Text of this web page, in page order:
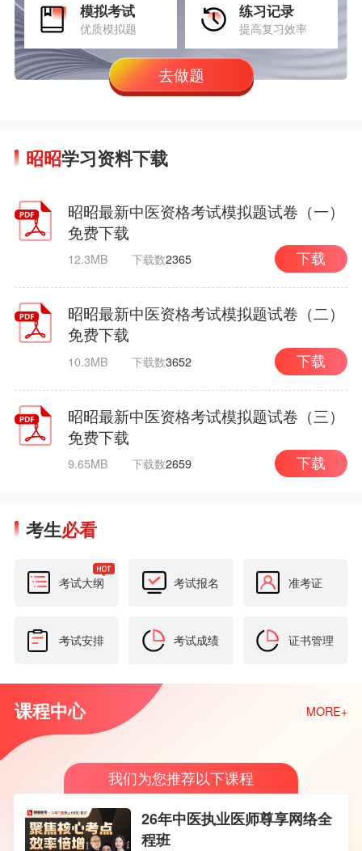
模拟考试
优质模拟题
练习记录
提高复习效率
去做题
昭昭学习资料下载
昭昭最新中医资格考试模拟题试卷（一）
免费下载
12.3MB 下载数2365 下载
昭昭最新中医资格考试模拟题试卷（二）
免费下载
10.3MB 下载数3652 下载
昭昭最新中医资格考试模拟题试卷（三）
免费下载
9.65MB 下载数2659 下载
考生必看
考试大纲 考试报名 准考证
考试安排 考试成绩 证书管理
课程中心 MORE+
我们为您推荐以下课程
26年中医执业医师尊享网络全
程班